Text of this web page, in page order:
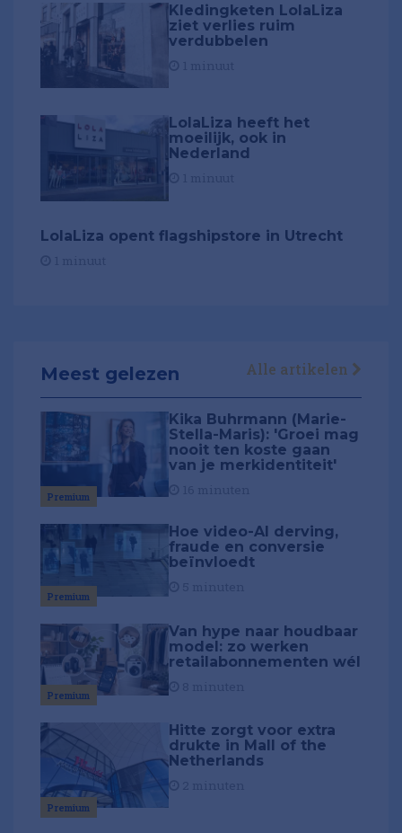
Kledingketen LolaLiza
ziet verlies ruim
verdubbelen
LolaLiza heeft het
moeilijk, ook in
Nederland
​LolaLiza opent flagshipstore in Utrecht
Meest gelezen Alle artikelen
Premium
Kika Buhrmann (Marie-
Stella-Maris): 'Groei mag
nooit ten koste gaan
van je merkidentiteit'
Premium
Hoe video-AI derving,
fraude en conversie
beïnvloedt
Premium
Van hype naar houdbaar
model: zo werken
retailabonnementen wél
Premium
Hitte zorgt voor extra
drukte in Mall of the
Netherlands